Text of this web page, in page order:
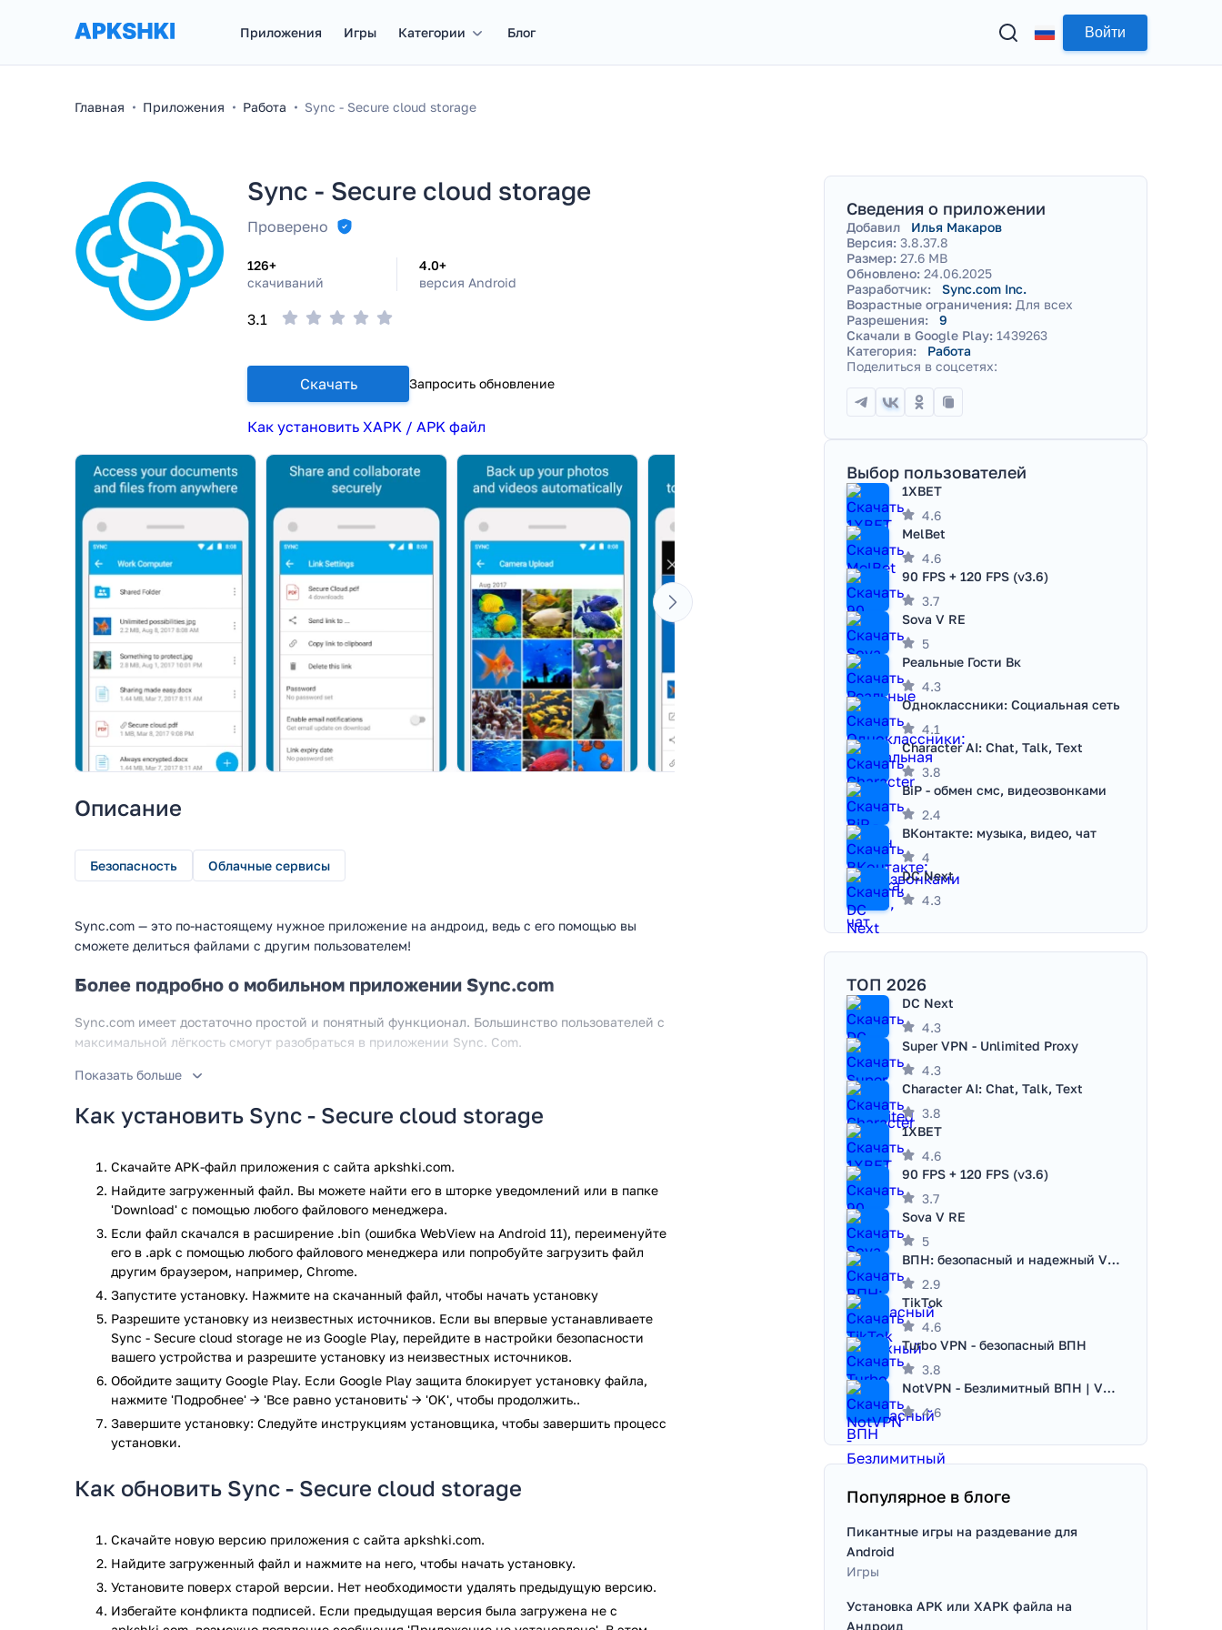
Приложения Игры Категории Блог Войти
Главная Приложения Работа Sync - Secure cloud storage
Sync - Secure cloud storage
Проверено
126+
скачиваний
4.0+
версия Android
3.1
Скачать Запросить обновление
Как установить XAPK / APK файл
Описание
Безопасность Облачные сервисы
Sync.com — это по-настоящему нужное приложение на андроид, ведь с его помощью вы
сможете делиться файлами с другим пользователем!
Более подробно о мобильном приложении Sync.com
Sync.com имеет достаточно простой и понятный функционал. Большинство пользователей с
максимальной лёгкость смогут разобраться в приложении Sync. Com.
Но мы постараемся объяснить вам более детально о приложении Sync.com. Начнём с того,
пользователями. Это значит что какой-то другой пользователь сможет с лёгкостью отправить
Обмен файлами с помощью приложения Sync.com достаточно лёгкая процедура. Вам не
потребуется слишком много времени, чтобы детальнее разобраться в функционале
Sync.com.
Чтобы приступить к самому обмену файлов нужно зайти на вкладу в приложении Sync.com
где собственно и размещены все файлы на вашем устройстве. Там вы сможете увидеть
абсолютно всё, начиная от мобильных приложений и заканчивая различными
мультимедийными файлами, такими как видео, аудио и прочее. Затем вам нужно будет
выбрать все файлы, которые вы желаете отправить другому пользователю и подождать пока
произойдёт соединение. Собственно уже после этого пользователь получит все файлы!
Более подробно о требованиях и характеристиках приложения
Sync.com
Стоит сказать о том, что данное приложение относится к жанру «работа», так как оно
Разработчики сделали максимально простое и удобное приложение, им воспользоваться
Итак, чтобы вы смогли установить Sync.com на свой смартфон вам нужно иметь версию
операционной системы не меньше чем 4.0. Обязательно перед установкой проверяйте
версию своего андроид, таким образом вам удастся избежать проблем!
Sync.com ни в коем случае не потребует от вас большого количества свободной памяти.
Показать больше
Как установить Sync - Secure cloud storage
Скачайте APK-файл приложения с сайта apkshki.com.
Найдите загруженный файл. Вы можете найти его в шторке уведомлений или в папке
'Download' с помощью любого файлового менеджера.
Если файл скачался в расширение .bin (ошибка WebView на Android 11), переименуйте
его в .apk с помощью любого файлового менеджера или попробуйте загрузить файл
другим браузером, например, Chrome.
Запустите установку. Нажмите на скачанный файл, чтобы начать установку
Разрешите установку из неизвестных источников. Если вы впервые устанавливаете
Sync - Secure cloud storage не из Google Play, перейдите в настройки безопасности
вашего устройства и разрешите установку из неизвестных источников.
Обойдите защиту Google Play. Если Google Play защита блокирует установку файла,
нажмите 'Подробнее' → 'Все равно установить' → 'OK', чтобы продолжить..
Завершите установку: Следуйте инструкциям установщика, чтобы завершить процесс
установки.
Как обновить Sync - Secure cloud storage
Скачайте новую версию приложения с сайта apkshki.com.
Найдите загруженный файл и нажмите на него, чтобы начать установку.
Установите поверх старой версии. Нет необходимости удалять предыдущую версию.
Избегайте конфликта подписей. Если предыдущая версия была загружена не с
Сведения о приложении
Добавил
Илья Макаров
Версия: 3.8.37.8
Размер: 27.6 MB
Обновлено: 24.06.2025
Разработчик:
Sync.com Inc.
Возрастные ограничения: Для всех
Разрешения:
9
Скачали в Google Play: 1439263
Категория:
Работа
Поделиться в соцсетях:
Выбор пользователей
1XBET
4.6
MelBet
4.6
90 FPS + 120 FPS (v3.6)
3.7
Sova V RE
5
Реальные Гости Вк
4.3
Одноклассники: Социальная сеть
4.1
Character AI: Chat, Talk, Text
3.8
BiP - обмен смс, видеозвонками
2.4
ВКонтакте: музыка, видео, чат
4
DC Next
4.3
ТОП 2026
DC Next
4.3
Super VPN - Unlimited Proxy
4.3
Character AI: Chat, Talk, Text
3.8
1XBET
4.6
90 FPS + 120 FPS (v3.6)
3.7
Sova V RE
5
ВПН: безопасный и надежный VPN
2.9
TikTok
4.6
Turbo VPN - безопасный ВПН
3.8
NotVPN - Безлимитный ВПН | VPN
4.6
Популярное в блоге
Пикантные игры на раздевание для
Android
Игры
Установка APK или XAPK файла на
Андроид